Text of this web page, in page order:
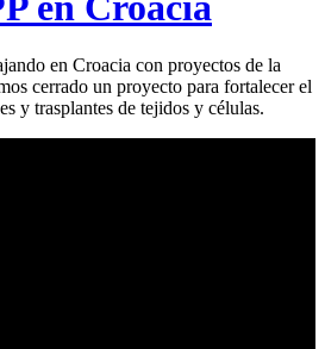
en Croacia con proyectos de la
cerrado un proyecto para fortalecer el
y trasplantes de tejidos y células.